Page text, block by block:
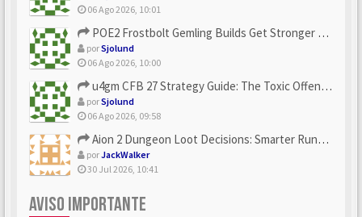
06 Ago 2026, 10:01
POE2 Frostbolt Gemling Builds Get Stronger With u4gm’s Ice C...
porSjolund
06 Ago 2026, 10:00
u4gm CFB 27 Strategy Guide: The Toxic Offensive Scheme Your ...
porSjolund
06 Ago 2026, 09:58
Aion 2 Dungeon Loot Decisions: Smarter Runs With U4N
porJackWalker
30 Jul 2026, 10:41
AVISO IMPORTANTE